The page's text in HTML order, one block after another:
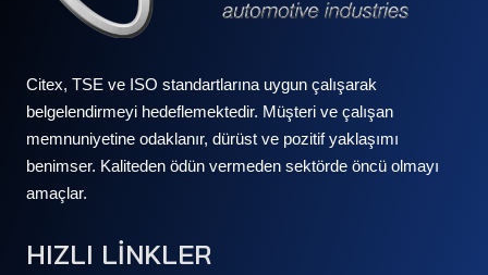
Citex, TSE ve ISO standartlarına uygun çalışarak
belgelendirmeyi hedeflemektedir. Müşteri ve çalışan
memnuniyetine odaklanır, dürüst ve pozitif yaklaşımı
benimser. Kaliteden ödün vermeden sektörde öncü olmayı
amaçlar.
HIZLI LİNKLER